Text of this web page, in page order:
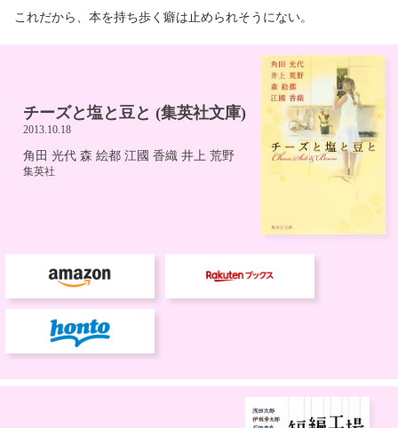
これだから、本を持ち歩く癖は止められそうにない。